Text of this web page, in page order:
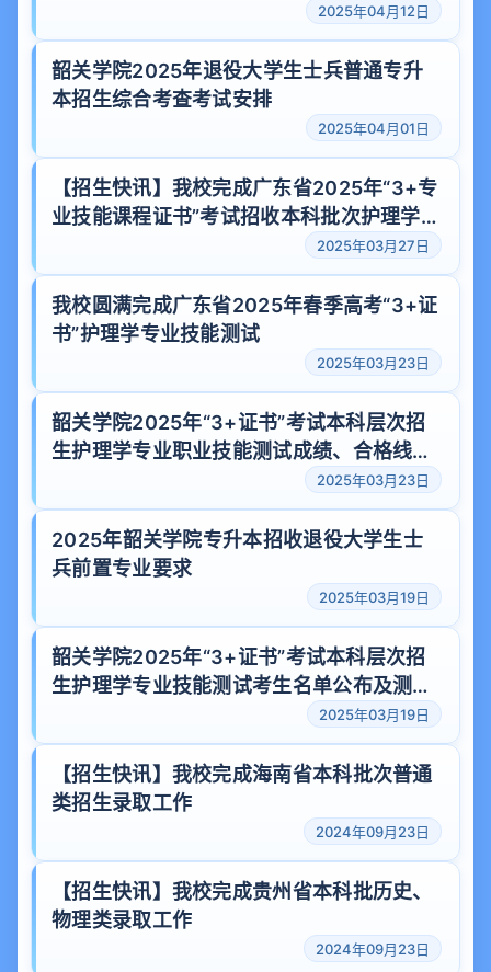
2025年04月12日
韶关学院2025年退役大学生士兵普通专升
本招生综合考查考试安排
2025年04月01日
【招生快讯】我校完成广东省2025年“3+专
业技能课程证书”考试招收本科批次护理学专
2025年03月27日
我校圆满完成广东省2025年春季高考“3+证
书”护理学专业技能测试
2025年03月23日
韶关学院2025年“3+证书”考试本科层次招
生护理学专业职业技能测试成绩、合格线公
2025年03月23日
2025年韶关学院专升本招收退役大学生士
兵前置专业要求
2025年03月19日
韶关学院2025年“3+证书”考试本科层次招
生护理学专业技能测试考生名单公布及测试
2025年03月19日
【招生快讯】我校完成海南省本科批次普通
类招生录取工作
2024年09月23日
【招生快讯】我校完成贵州省本科批历史、
物理类录取工作
2024年09月23日